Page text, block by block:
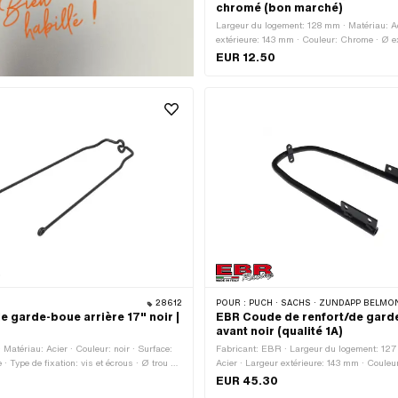
chromé (bon marché)
Largeur du logement: 128 mm · Matériau:
extérieure: 143 mm · Couleur: Chrome · Ø
Distance garde-boue - trou central: 207 mm
points de fixation: 6 pcs · Distance entre
EUR 12.50
28612
garde-boue arrière 17" noir |
Matériau: Acier · Couleur: noir · Surface:
· Type de fixation: vis et écrous · Ø trou de
des roues: 17 " · Longueur totale: 300
POUR : PUCH · SACHS · ZÜNDAPP
EBR Coude de renfort/de
avant noir (qualité 1A)
Fabricant: EBR · Largeur du logement:
Acier · Largeur extérieure: 143 mm ·
garde-boue - trou central: 203 mm ·
EUR 45.30